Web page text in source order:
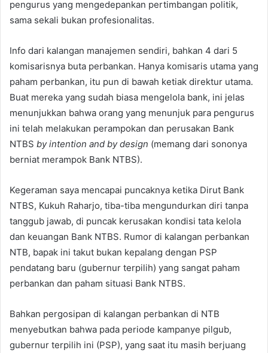
pengurus yang mengedepankan pertimbangan politik,
sama sekali bukan profesionalitas.
Info dari kalangan manajemen sendiri, bahkan 4 dari 5
komisarisnya buta perbankan. Hanya komisaris utama yang
paham perbankan, itu pun di bawah ketiak direktur utama.
Buat mereka yang sudah biasa mengelola bank, ini jelas
menunjukkan bahwa orang yang menunjuk para pengurus
ini telah melakukan perampokan dan perusakan Bank
NTBS by intention and by design (memang dari sononya
berniat merampok Bank NTBS).
Kegeraman saya mencapai puncaknya ketika Dirut Bank
NTBS, Kukuh Raharjo, tiba-tiba mengundurkan diri tanpa
tanggub jawab, di puncak kerusakan kondisi tata kelola
dan keuangan Bank NTBS. Rumor di kalangan perbankan
NTB, bapak ini takut bukan kepalang dengan PSP
pendatang baru (gubernur terpilih) yang sangat paham
perbankan dan paham situasi Bank NTBS.
Bahkan pergosipan di kalangan perbankan di NTB
menyebutkan bahwa pada periode kampanye pilgub,
gubernur terpilih ini (PSP), yang saat itu masih berjuang